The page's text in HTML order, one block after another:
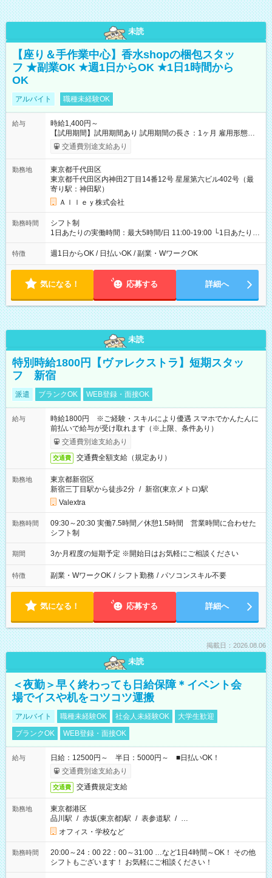
未読
【座り＆手作業中心】香水shopの梱包スタッ
フ ★副業OK ★週1日からOK ★1日1時間から
OK
アルバイト 職種未経験OK
給与
時給1,400円～
【試用期間】試用期間あり 試用期間の長さ：1ヶ月 雇用形態、
給与は本採用時と同じです。
交通費別途支給あり
勤務地
東京都千代田区
東京都千代田区内神田2丁目14番12号 星屋第六ビル402号（最
寄り駅：神田駅）
Ａｌｌｅｙ株式会社
勤務時間
シフト制
1日あたりの実働時間：最大5時間/日 11:00-19:00 └1日あたりの
実働時間：1-5時間 └上記の時間帯内であれば、いつでも勤務可
能！ └平日・土曜日の中で、お好きな曜日でご勤務いただけま
18:00 などのように、自由な働き方が可能なお仕事です！
特徴 週1日からOK / 日払いOK / 副業・WワークOK
気になる！ 応募する 詳細へ
未読
特別時給1800円【ヴァレクストラ】短期スタッ
フ 新宿
派遣 ブランクOK WEB登録・面接OK
給与
時給1800円 ※ご経験・スキルにより優遇 スマホでかんたんに
前払いで給与が受け取れます（※上限、条件あり）
交通費別途支給あり
交通費 交通費全額支給（規定あり）
勤務地
東京都新宿区
新宿三丁目駅から徒歩2分 / 新宿(東京メトロ)駅
Valextra
勤務時間
09:30～20:30 実働7.5時間／休憩1.5時間 営業時間に合わせた
シフト制
期間 3か月程度の短期予定 ※開始日はお気軽にご相談ください
特徴 副業・WワークOK / シフト勤務 / パソコンスキル不要
気になる！ 応募する 詳細へ
掲載日：2026.08.06
未読
＜夜勤＞早く終わっても日給保障＊イベント会
場でイスや机をコツコツ運搬
アルバイト 職種未経験OK 社会人未経験OK
大学生歓迎
ブランクOK
WEB登録・面接OK
給与
日給：12500円～ 半日：5000円～ ■日払いOK！
交通費別途支給あり
交通費 交通費規定支給
勤務地
東京都港区
品川駅 / 赤坂(東京都)駅 / 表参道駅 / …
オフィス・学校など
勤務時間
20:00～24：00 22：00～31:00 …など1日4時間～OK！ その他
シフトもございます！ お気軽にご相談ください！